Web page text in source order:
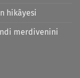
hikâyesi
merdivenini